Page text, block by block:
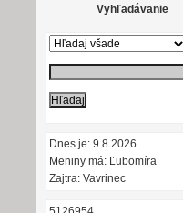
Vyhľadávanie
Dnes je: 9.8.2026
Meniny má: Ľubomíra
Zajtra: Vavrinec